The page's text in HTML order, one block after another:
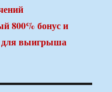
800% бонус и
для выигрыша